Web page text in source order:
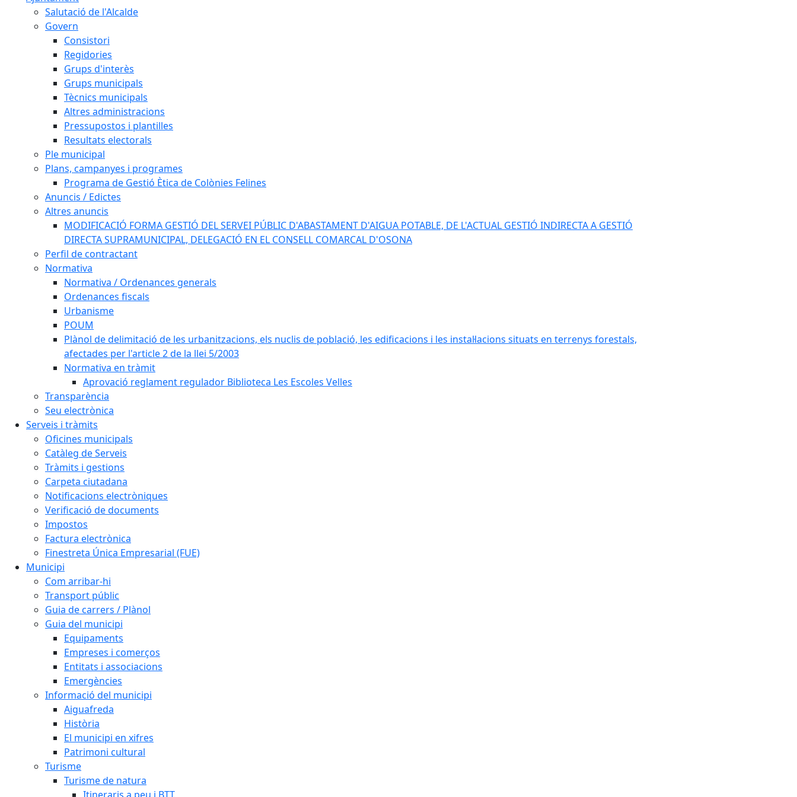
Salutació de l'Alcalde
Govern
Consistori
Regidories
Grups d'interès
Grups municipals
Tècnics municipals
Altres administracions
Pressupostos i plantilles
Resultats electorals
Ple municipal
Plans, campanyes i programes
Programa de Gestió Ètica de Colònies Felines
Anuncis / Edictes
Altres anuncis
MODIFICACIÓ FORMA GESTIÓ DEL SERVEI PÚBLIC D'ABASTAMENT D'AIGUA POTABLE, DE L'ACTUAL GESTIÓ INDIRECTA A GESTIÓ
DIRECTA SUPRAMUNICIPAL, DELEGACIÓ EN EL CONSELL COMARCAL D'OSONA
Perfil de contractant
Normativa
Normativa / Ordenances generals
Ordenances fiscals
Urbanisme
POUM
Plànol de delimitació de les urbanitzacions, els nuclis de població, les edificacions i les instal·lacions situats en terrenys forestals,
afectades per l'article 2 de la llei 5/2003
Normativa en tràmit
Aprovació reglament regulador Biblioteca Les Escoles Velles
Transparència
Seu electrònica
Serveis i tràmits
Oficines municipals
Catàleg de Serveis
Tràmits i gestions
Carpeta ciutadana
Notificacions electròniques
Verificació de documents
Impostos
Factura electrònica
Finestreta Única Empresarial (FUE)
Municipi
Com arribar-hi
Transport públic
Guia de carrers / Plànol
Guia del municipi
Equipaments
Empreses i comerços
Entitats i associacions
Emergències
Informació del municipi
Aiguafreda
Història
El municipi en xifres
Patrimoni cultural
Turisme
Turisme de natura